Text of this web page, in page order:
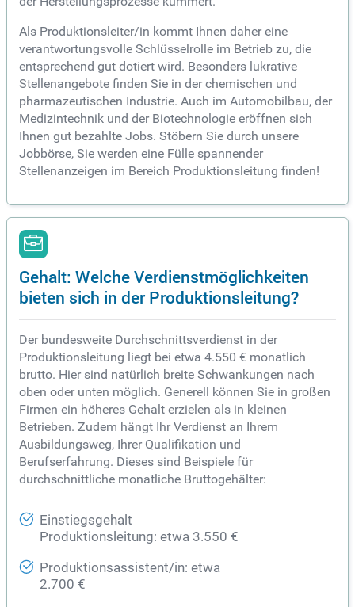
Als Produktionsleiter/in kommt Ihnen daher eine
verantwortungsvolle Schlüsselrolle im Betrieb zu, die
entsprechend gut dotiert wird. Besonders lukrative
Stellenangebote finden Sie in der chemischen und
pharmazeutischen Industrie. Auch im Automobilbau, der
Medizintechnik und der Biotechnologie eröffnen sich
Ihnen gut bezahlte Jobs. Stöbern Sie durch unsere
Jobbörse, Sie werden eine Fülle spannender
Stellenanzeigen im Bereich Produktionsleitung finden!
Gehalt: Welche Verdienstmöglichkeiten
bieten sich in der Produktionsleitung?
Der bundesweite Durchschnittsverdienst in der
Produktionsleitung liegt bei etwa 4.550 € monatlich
brutto. Hier sind natürlich breite Schwankungen nach
oben oder unten möglich. Generell können Sie in großen
Firmen ein höheres Gehalt erzielen als in kleinen
Betrieben. Zudem hängt Ihr Verdienst an Ihrem
Ausbildungsweg, Ihrer Qualifikation und
Berufserfahrung. Dieses sind Beispiele für
durchschnittliche monatliche Bruttogehälter:
Einstiegsgehalt
Produktionsleitung: etwa 3.550 €
Produktionsassistent/in: etwa
2.700 €